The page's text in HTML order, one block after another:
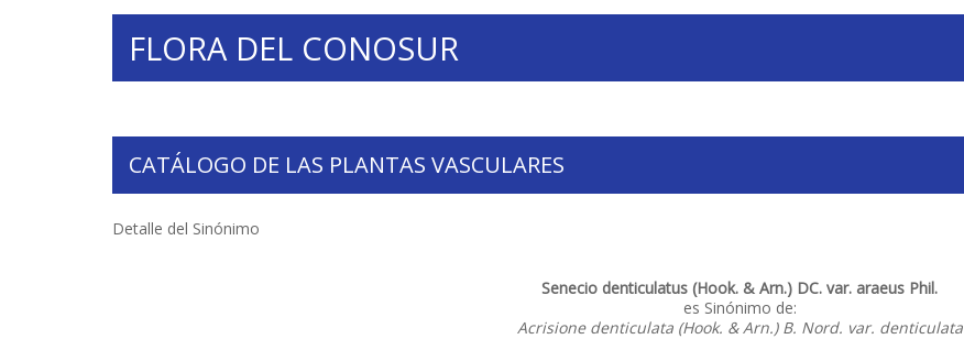
FLORA DEL CONOSUR
CATÁLOGO DE LAS PLANTAS VASCULARES
Detalle del Sinónimo
Senecio denticulatus (Hook. & Arn.) DC. var. araeus Phil.
es Sinónimo de:
Acrisione denticulata (Hook. & Arn.) B. Nord. var. denticulata